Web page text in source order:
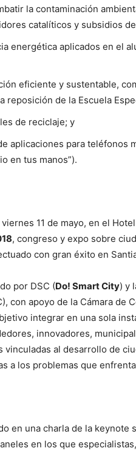
la contaminación
catalíticos y subsidios
energética aplicados en el
eficiente y sustentable,
reposición de la Escuela
de reciclaje; y
aplicaciones para teléfonos
en tus manos”).
11 de mayo, en el
, congreso y expo sobre
con gran éxito en
por DSC (Do! Smart City) y
con apoyo de la Cámara de
integrar en una sola
innovadores,
vinculadas al desarrollo de
a los problemas que
en una charla de la keynote
en los que